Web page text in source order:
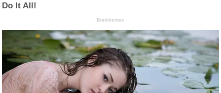
Do It All!
Brainberries